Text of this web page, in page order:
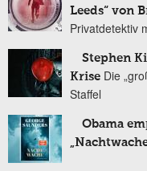
Leeds“ von
Privatdetektiv
Stephen
Krise Die
Staffel
Obama